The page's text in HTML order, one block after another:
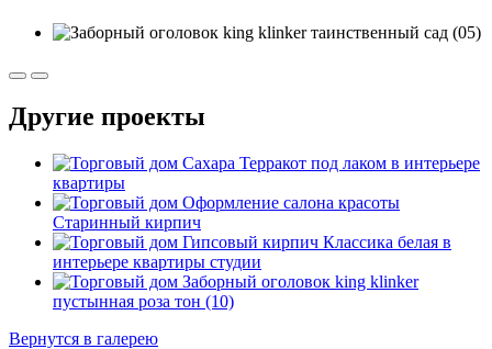
Другие проекты
Сахара Терракот под лаком в интерьере
квартиры
Оформление салона красоты
Старинный кирпич
Гипсовый кирпич Классика белая в
интерьере квартиры студии
Заборный оголовок king klinker
пустынная роза тон (10)
Вернутся в галерею